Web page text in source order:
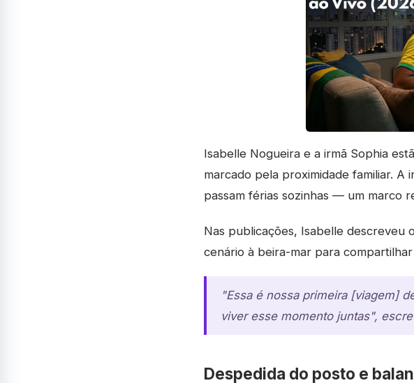
Isabelle Nogueira e a irmã Sophia
marcado pela proximidade familiar. A
passam férias sozinhas — um marco
Nas publicações, Isabelle descreveu
cenário à beira-mar para
"Essa é nossa primeira [viagem]
viver esse momento juntas",
Despedida do posto e